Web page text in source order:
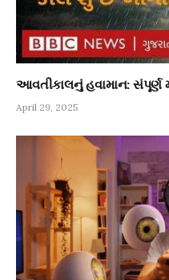
આવતીકાલનું હવામાન: સંપૂર્ણ
April 29, 2025